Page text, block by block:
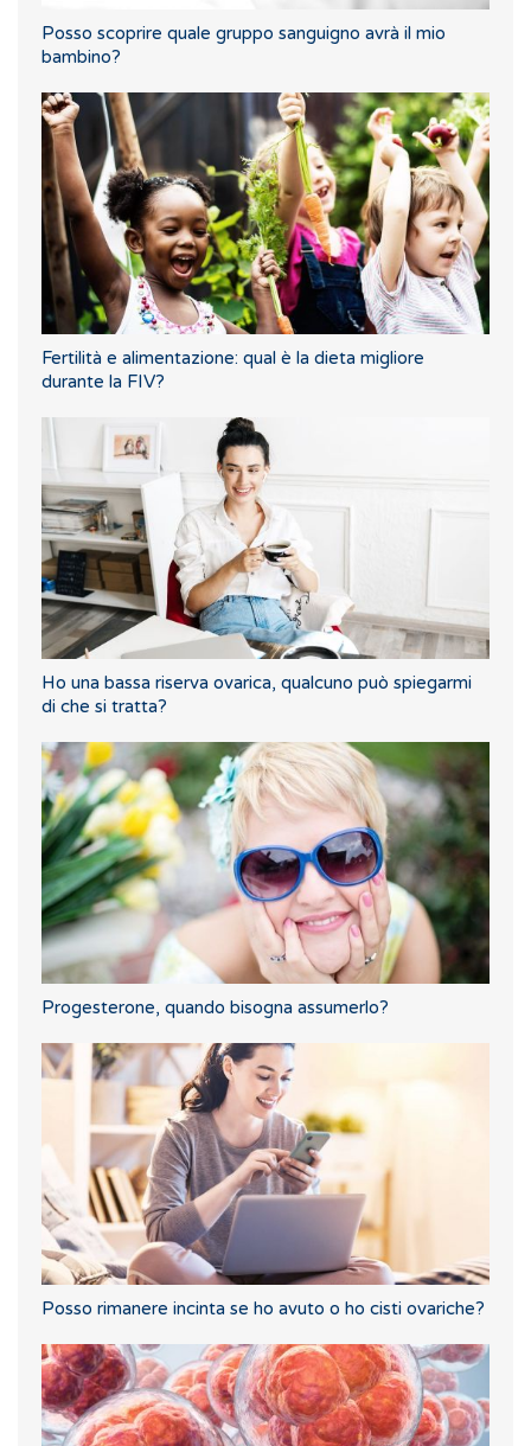
Posso scoprire quale gruppo sanguigno avrà il mio
bambino?
Fertilità e alimentazione: qual è la dieta migliore
durante la FIV?
Ho una bassa riserva ovarica, qualcuno può spiegarmi
di che si tratta?
Progesterone, quando bisogna assumerlo?
Posso rimanere incinta se ho avuto o ho cisti ovariche?